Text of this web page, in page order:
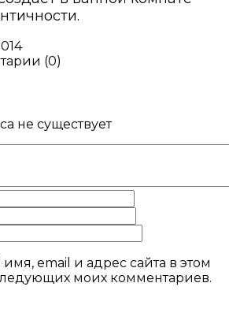
(0)
не существует
email и адрес сайта в этом
моих комментариев.